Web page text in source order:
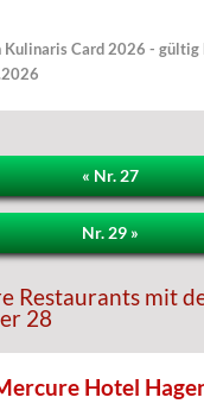
Kulinaris Card 2026 - gültig
« Nr. 27
Nr. 29 »
Restaurants mit
28
Hotel